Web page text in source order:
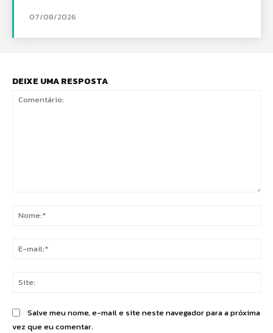
07/08/2026
DEIXE UMA RESPOSTA
Salve meu nome, e-mail e site neste navegador para a próxima
vez que eu comentar.